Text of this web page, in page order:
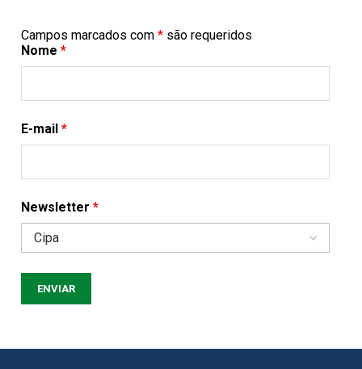
Campos marcados com * são requeridos
Nome *
E-mail *
Newsletter *